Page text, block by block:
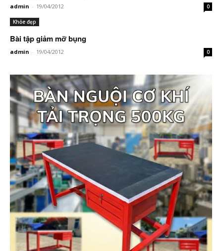
admin - 19/04/2012 0
Khỏe đẹp
Bài tập giảm mỡ bụng
admin - 19/04/2012 0